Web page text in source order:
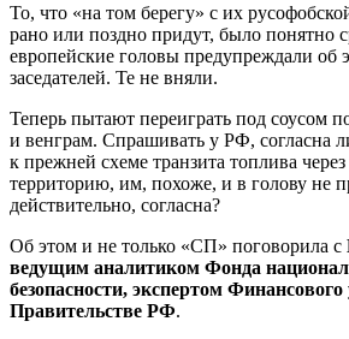
То, что «на том берегу» с их
рано или поздно придут, было понятно
европейские головы предупреждали об
заседателей. Те не вняли.
Теперь пытают переиграть под соусом
и венграм. Спрашивать у РФ, согласна
к прежней схеме транзита топлива
территорию, им, похоже, и в голову не
действительно, согласна?
Об этом и не только «СП» поговорила с
ведущим аналитиком Фонда
безопасности, экспертом
Правительстве РФ.